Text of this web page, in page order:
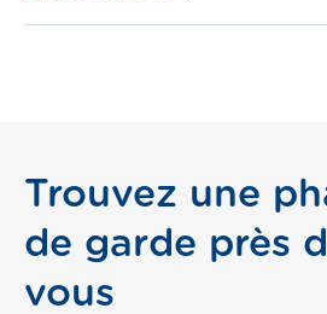
Trouvez une
de garde près
vous